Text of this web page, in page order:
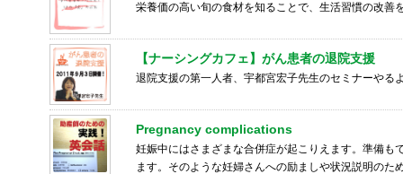
栄養価の高い旬の食材を知ることで、生活習慣の改善
【ナーシングカフェ】がん患者の退院支援
退院支援の第一人者、宇都宮宏子先生のセミナーやる
Pregnancy complications
妊娠中にはさまざまな合併症が起こりえます。準備も
ます。そのような妊婦さんへの励ましや状況説明のた